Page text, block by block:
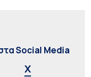
Social Media
X